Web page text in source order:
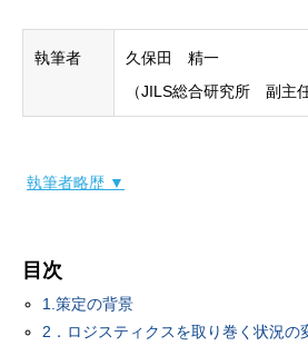
執筆者
久保田 精一
（JILS総合研究所 副主
執筆者略歴 ▼
目次
1.策定の背景
2．ロジスティクスを取り巻く状況の
輸配送